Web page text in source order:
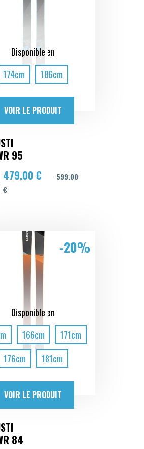
Disponible en
174cm
186cm
VOIR LE PRODUIT
95
479,00 €
599,00
€
Disponible en
166cm
171cm
176cm
181cm
-20%
VOIR LE PRODUIT
84